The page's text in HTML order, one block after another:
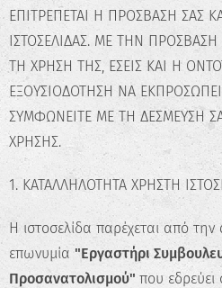
ΕΠΙΤΡΕΠΕΤΑΙ Η ΠΡΟΣΒΑΣΗ ΣΑΣ
ΙΣΤΟΣΕΛΙΔΑΣ. ΜΕ ΤΗΝ ΠΡΟΣΒΑΣΗ
ΤΗ ΧΡΗΣΗ ΤΗΣ, ΕΣΕΙΣ ΚΑΙ Η
ΕΞΟΥΣΙΟΔΟΤΗΣΗ ΝΑ
ΣΥΜΦΩΝΕΙΤΕ ΜΕ ΤΗ ΔΕΣΜΕΥΣΗ
ΧΡΗΣΗΣ.
1. ΚΑΤΑΛΛΗΛΟΤΗΤΑ ΧΡΗΣΤΗ
Η ιστοσελίδα παρέχεται από την
επωνυμία "Εργαστήρι
Προσανατολισμού" που εδρεύει